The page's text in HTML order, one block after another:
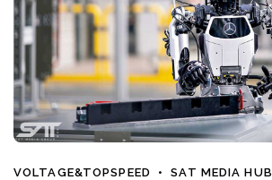
VOLTAGE&TOPSPEED • SAT MEDIA HUB